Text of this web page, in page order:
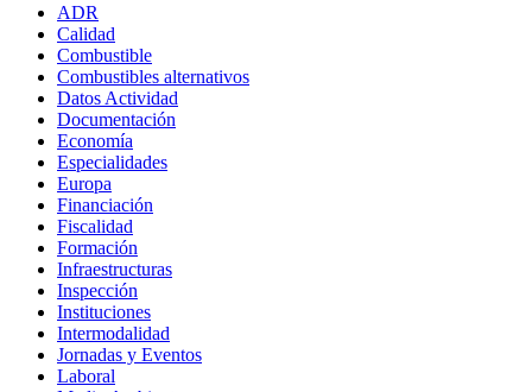
ADR
Calidad
Combustible
Combustibles alternativos
Datos Actividad
Documentación
Economía
Especialidades
Europa
Financiación
Fiscalidad
Formación
Infraestructuras
Inspección
Instituciones
Intermodalidad
Jornadas y Eventos
Laboral